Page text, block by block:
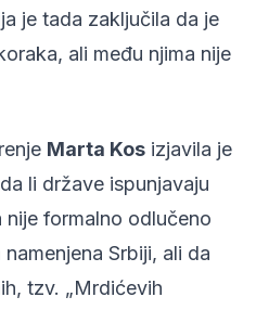
je tada zaključila da je
ali među njima nije
Marta Kos izjavila je
li države ispunjavaju
nije formalno odlučeno
Srbiji, ali da
tzv. „Mrdićevih